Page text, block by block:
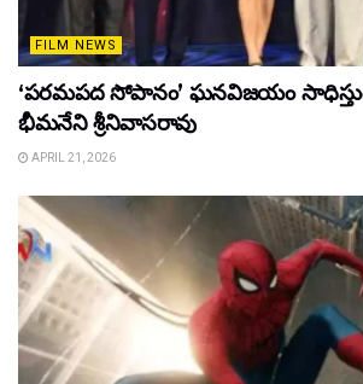
FILM NEWS
‘పరమపద సోపానం’ ఘనవిజయం
భీమనేని శ్రీనివాసరావు
APRIL 21, 2026